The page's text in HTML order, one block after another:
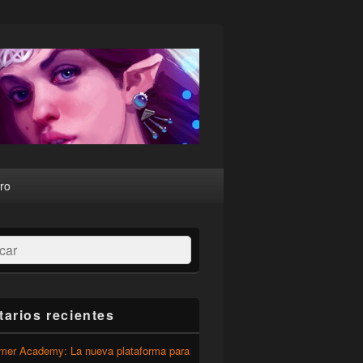
recientes
Academy: La nueva plataforma para